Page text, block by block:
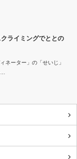
ライミングでととの
ネーター」の「せいじ」